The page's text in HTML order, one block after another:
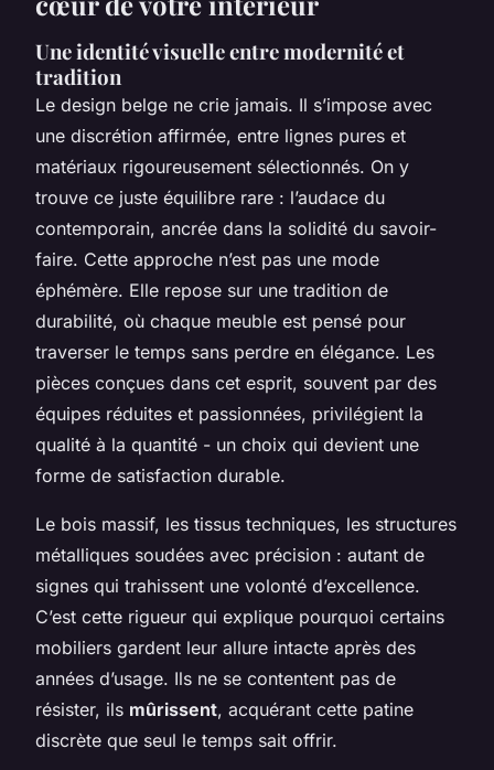
Une identité visuelle entre modernité et
tradition
Le design belge ne crie jamais. Il s’impose avec
une discrétion affirmée, entre lignes pures et
matériaux rigoureusement sélectionnés. On y
trouve ce juste équilibre rare : l’audace du
contemporain, ancrée dans la solidité du savoir-
faire. Cette approche n’est pas une mode
éphémère. Elle repose sur une tradition de
durabilité, où chaque meuble est pensé pour
traverser le temps sans perdre en élégance. Les
pièces conçues dans cet esprit, souvent par des
équipes réduites et passionnées, privilégient la
qualité à la quantité - un choix qui devient une
forme de satisfaction durable.
Le bois massif, les tissus techniques, les structures
métalliques soudées avec précision : autant de
signes qui trahissent une volonté d’excellence.
C’est cette rigueur qui explique pourquoi certains
mobiliers gardent leur allure intacte après des
années d’usage. Ils ne se contentent pas de
résister, ils mûrissent, acquérant cette patine
discrète que seul le temps sait offrir.